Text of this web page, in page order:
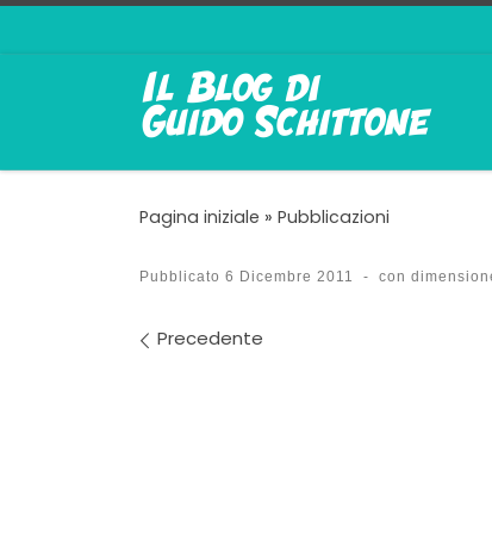
Pagina iniziale » Pubblicazioni
Pubblicato 6 Dicembre 2011 - con
Navigazione
Precedente